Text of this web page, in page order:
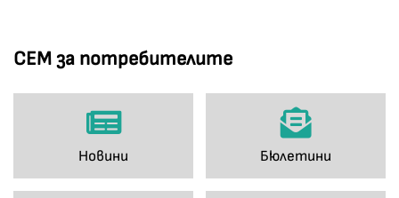
СЕМ за потребителите
Новини Бюлетини